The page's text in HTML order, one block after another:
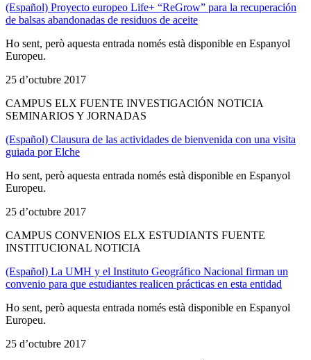
(Español) Proyecto europeo Life+ “ReGrow” para la recuperación
de balsas abandonadas de residuos de aceite
Ho sent, però aquesta entrada només està disponible en Espanyol
Europeu.
25 d’octubre 2017
CAMPUS ELX FUENTE INVESTIGACIÓN NOTICIA
SEMINARIOS Y JORNADAS
(Español) Clausura de las actividades de bienvenida con una visita
guiada por Elche
Ho sent, però aquesta entrada només està disponible en Espanyol
Europeu.
25 d’octubre 2017
CAMPUS CONVENIOS ELX ESTUDIANTS FUENTE
INSTITUCIONAL NOTICIA
(Español) La UMH y el Instituto Geográfico Nacional firman un
convenio para que estudiantes realicen prácticas en esta entidad
Ho sent, però aquesta entrada només està disponible en Espanyol
Europeu.
25 d’octubre 2017